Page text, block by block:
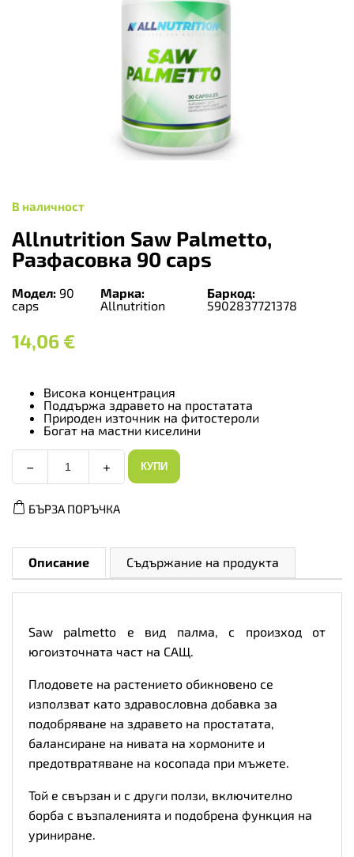
В наличност
Allnutrition Saw Palmetto,
Разфасовка 90 caps
Модел: 90
caps
Марка:
Allnutrition
Баркод:
5902837721378
14,06 €
Висока концентрация
Поддържа здравето на простатата
Природен източник на фитостероли
Богат на мастни киселини
−
Allnutrition
Saw
Разфасовка
количество
+ КУПИ
БЪРЗА ПОРЪЧКА
Описание Съдържание на продукта
Saw palmetto е вид палма, с произход от
югоизточната част на САЩ.
Плодовете на растението обикновено се
използват като здравословна добавка за
подобряване на здравето на простатата,
балансиране на нивата на хормоните и
предотвратяване на косопада при мъжете.
Той е свързан и с други ползи, включително
борба с възпаленията и подобрена функция на
уриниране.